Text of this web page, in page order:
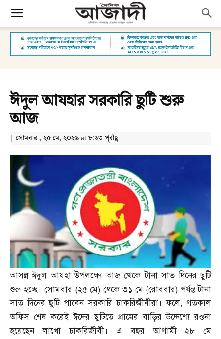
ঈদুল আযহার সরকারি ছুটি শুরু
আজ
| সোমবার , ২৫ মে, ২০২৬ at ৮:২৩ পূর্বাহ্ণ
আসন্ন ঈদুল আযহা উপলক্ষ্যে আজ থেকে টানা সাত দিনের ছুটি
শুরু হচ্ছে। সোমবার (২৫ মে) থেকে ৩১ মে (রোববার) পর্যন্ত টানা
সাত দিনের ছুটি পাবেন সরকারি চাকরিজীবীরা। ফলে,গতকাল
অফিস শেষ করেই ঈদের ছুটিতে গ্রামের বাড়ির উদ্দেশ্যে রওনা
হয়েছেন লাখো চাকরিজীবী। এ বছর আগামী ২৮ মে